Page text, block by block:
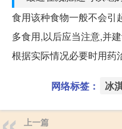
食用该种食物一般不会引
多食用,以后应当注意,并
根据实际情况必要时用药
网络标签： 冰
上一篇